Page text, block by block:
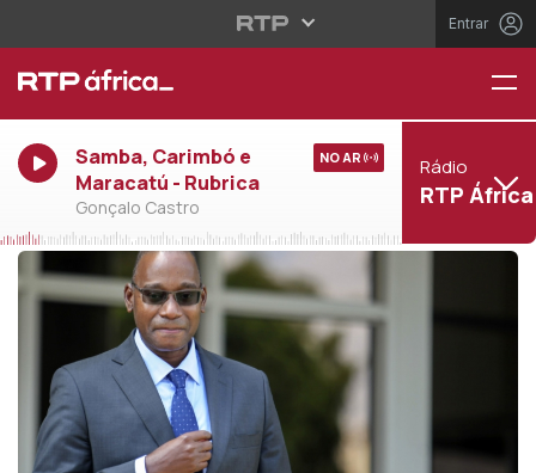
Entrar
Samba, Carimbó e
Maracatú - Rubrica
Gonçalo Castro
NO AR Rádio
RTP África